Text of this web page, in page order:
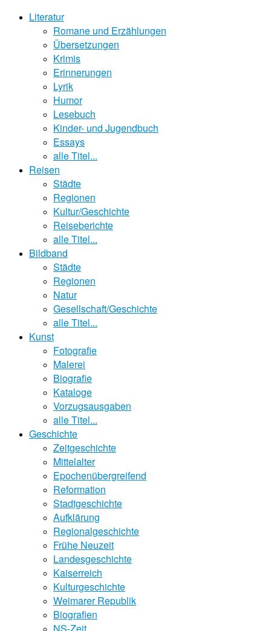
Literatur
Romane und Erzählungen
Übersetzungen
Krimis
Erinnerungen
Lyrik
Humor
Lesebuch
Kinder- und Jugendbuch
Essays
alle Titel...
Reisen
Städte
Regionen
Kultur/Geschichte
Reiseberichte
alle Titel...
Bildband
Städte
Regionen
Natur
Gesellschaft/Geschichte
alle Titel...
Kunst
Fotografie
Malerei
Biografie
Kataloge
Vorzugsausgaben
alle Titel...
Geschichte
Zeitgeschichte
Mittelalter
Epochenübergreifend
Reformation
Stadtgeschichte
Aufklärung
Regionalgeschichte
Frühe Neuzeit
Landesgeschichte
Kaiserreich
Kulturgeschichte
Weimarer Republik
Biografien